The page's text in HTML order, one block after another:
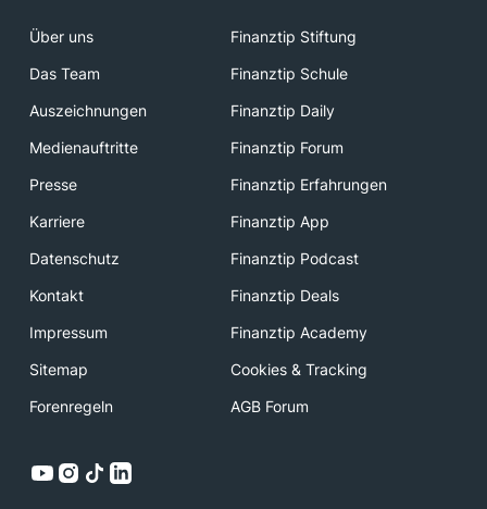
Über uns
Finanztip Stiftung
Das Team
Finanztip Schule
Auszeichnungen
Finanztip Daily
Medienauftritte
Finanztip Forum
Presse
Finanztip Erfahrungen
Karriere
Finanztip App
Datenschutz
Finanztip Podcast
Kontakt
Finanztip Deals
Impressum
Finanztip Academy
Sitemap
Cookies & Tracking
Forenregeln
AGB Forum